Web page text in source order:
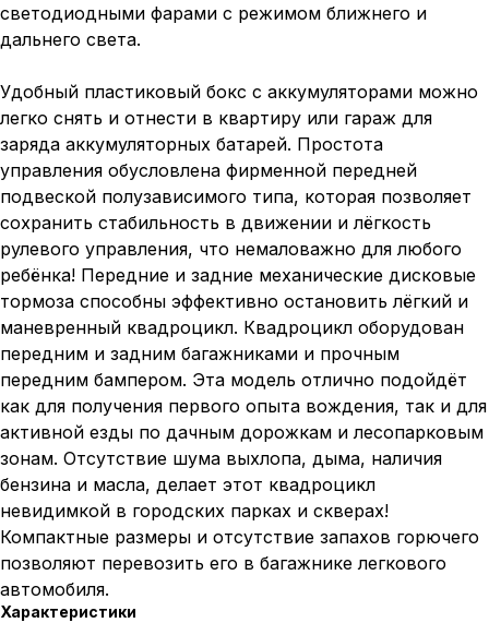
светодиодными фарами с режимом ближнего и
дальнего света.
Удобный пластиковый бокс с аккумуляторами можно
легко снять и отнести в квартиру или гараж для
заряда аккумуляторных батарей. Простота
управления обусловлена фирменной передней
подвеской полузависимого типа, которая позволяет
сохранить стабильность в движении и лёгкость
рулевого управления, что немаловажно для любого
ребёнка! Передние и задние механические дисковые
тормоза способны эффективно остановить лёгкий и
маневренный квадроцикл. Квадроцикл оборудован
передним и задним багажниками и прочным
передним бампером. Эта модель отлично подойдёт
как для получения первого опыта вождения, так и для
активной езды по дачным дорожкам и лесопарковым
зонам. Отсутствие шума выхлопа, дыма, наличия
бензина и масла, делает этот квадроцикл
невидимкой в городских парках и скверах!
Компактные размеры и отсутствие запахов горючего
позволяют перевозить его в багажнике легкового
автомобиля.
Характеристики